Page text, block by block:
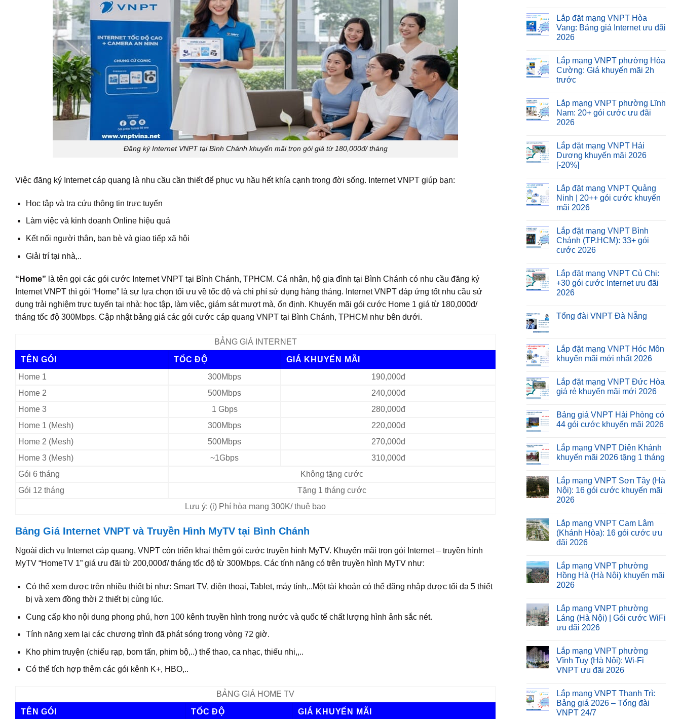
Đăng ký Internet VNPT tại Bình Chánh khuyến mãi trọn gói giá từ 180,000đ/ tháng
Việc đăng ký Internet cáp quang là nhu cầu cần thiết để phục vụ hầu hết khía cạnh trong đời sống. Internet VNPT giúp bạn:
Học tập và tra cứu thông tin trực tuyến
Làm việc và kinh doanh Online hiệu quả
Kết nối người thân, bạn bè và giao tiếp xã hội
Giải trí tại nhà,..
“Home” là tên gọi các gói cước Internet VNPT tại Bình Chánh, TPHCM. Cá nhân, hộ gia đình tại Bình Chánh có nhu cầu đăng ký
Internet VNPT thì gói “Home” là sự lựa chọn tối ưu về tốc độ và chi phí sử dụng hàng tháng. Internet VNPT đáp ứng tốt nhu cầu sử
dụng trải nghiệm trực tuyến tại nhà: học tập, làm việc, giám sát mượt mà, ổn định. Khuyến mãi gói cước Home 1 giá từ 180,000đ/
tháng tốc độ 300Mbps. Cập nhật bảng giá các gói cước cáp quang VNPT tại Bình Chánh, TPHCM như bên dưới.
BẢNG GIÁ INTERNET
TÊN GÓI TỐC ĐỘ
GIÁ KHUYẾN MÃI
Home 1
300Mbps
190,000đ
Home 2
500Mbps
240,000đ
Home 3
1 Gbps
280,000đ
Home 1 (Mesh)
300Mbps
220,000đ
Home 2 (Mesh)
500Mbps
270,000đ
Home 3 (Mesh)
~1Gbps
310,000đ
Gói 6 tháng
Không tặng cước
Gói 12 tháng
Tặng 1 tháng cước
Lưu ý: (i) Phí hòa mạng 300K/ thuê bao
Bảng Giá Internet VNPT và Truyền Hình MyTV tại Bình Chánh
Ngoài dịch vụ Internet cáp quang, VNPT còn triển khai thêm gói cước truyền hình MyTV. Khuyến mãi trọn gói Internet – truyền hình
MyTV “HomeTV 1” giá ưu đãi từ 200,000đ/ tháng tốc độ từ 300Mbps. Các tính năng có trên truyền hình MyTV như:
Có thể xem được trên nhiều thiết bị như: Smart TV, điện thoại, Tablet, máy tính,..Một tài khoản có thể đăng nhập được tối đa 5 thiết
bị và xem đồng thời 2 thiết bị cùng lúc.
Cung cấp kho nội dung phong phú, hơn 100 kênh truyền hình trong nước và quốc tế chất lượng hình ảnh sắc nét.
Tính năng xem lại các chương trình đã phát sóng trong vòng 72 giờ.
Kho phim truyện (chiếu rạp, bom tấn, phim bộ,..) thể thao, ca nhạc, thiếu nhi,,..
Có thể tích hợp thêm các gói kênh K+, HBO,..
BẢNG GIÁ HOME TV
TÊN GÓI TỐC ĐỘ GIÁ KHUYẾN MÃI
Lắp đặt mạng VNPT Hòa
Vang: Bảng giá Internet ưu đãi
2026
Lắp mạng VNPT phường Hòa
Cường: Giá khuyến mãi 2h
trước
Lắp mạng VNPT phường Lĩnh
Nam: 20+ gói cước ưu đãi
2026
Lắp đặt mạng VNPT Hải
Dương khuyến mãi 2026
[-20%]
Lắp đặt mạng VNPT Quảng
Ninh | 20++ gói cước khuyến
mãi 2026
Lắp đặt mạng VNPT Bình
Chánh (TP.HCM): 33+ gói
cước 2026
Lắp đặt mạng VNPT Củ Chi:
+30 gói cước Internet ưu đãi
2026
Tổng đài VNPT Đà Nẵng
Lắp đặt mạng VNPT Hóc Môn
khuyến mãi mới nhất 2026
Lắp đặt mạng VNPT Đức Hòa
giá rẻ khuyến mãi mới 2026
Bảng giá VNPT Hải Phòng có
44 gói cước khuyến mãi 2026
Lắp mạng VNPT Diên Khánh
khuyến mãi 2026 tặng 1 tháng
Lắp mạng VNPT Sơn Tây (Hà
Nội): 16 gói cước khuyến mãi
2026
Lắp mạng VNPT Cam Lâm
(Khánh Hòa): 16 gói cước ưu
đãi 2026
Lắp mạng VNPT phường
Hồng Hà (Hà Nội) khuyến mãi
2026
Lắp mạng VNPT phường
Láng (Hà Nội) | Gói cước WiFi
ưu đãi 2026
Lắp mạng VNPT phường
Vĩnh Tuy (Hà Nội): Wi-Fi
VNPT ưu đãi 2026
Lắp mạng VNPT Thanh Trì:
Bảng giá 2026 – Tổng đài
VNPT 24/7